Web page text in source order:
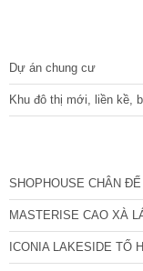
Dự án chung cư
Khu đô thị mới, liền kề,
SHOPHOUSE CHÂN
MASTERISE CAO XÀ
ICONIA LAKESIDE TỐ